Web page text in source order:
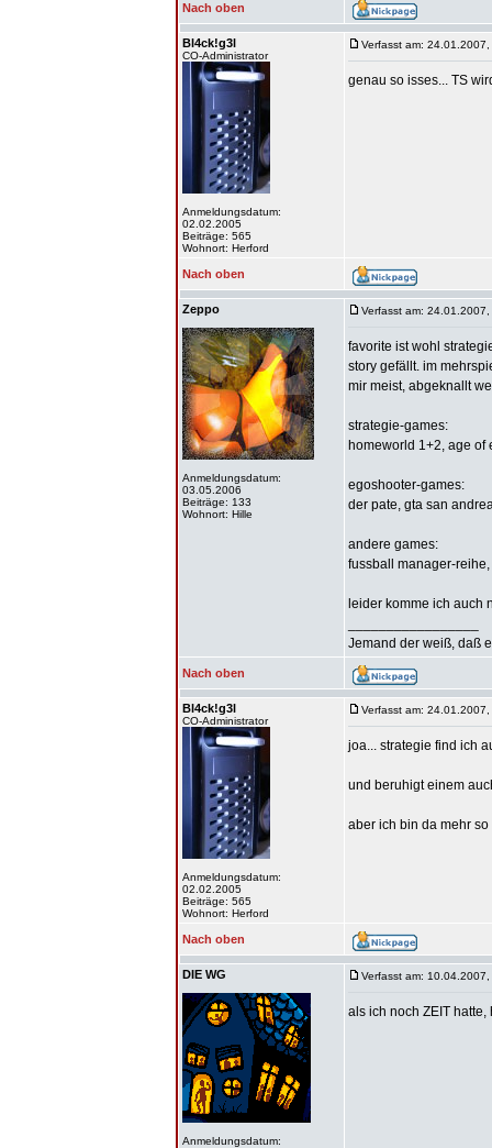
Nach oben
Bl4ck!g3l
CO-Administrator
Anmeldungsdatum:
02.02.2005
Beiträge: 565
Wohnort: Herford
Verfasst am:
genau so isses... TS
Nach oben
Zeppo
Anmeldungsdatum:
03.05.2006
Beiträge: 133
Wohnort: Hille
Verfasst am:
favorite ist wohl
story gefällt. im
mir meist, abgeknallt
strategie-games:
homeworld 1+2, age
egoshooter-games:
der pate, gta san
andere games:
fussball manager-
leider komme ich auch
Jemand der weiß, daß
Nach oben
Bl4ck!g3l
CO-Administrator
Anmeldungsdatum:
02.02.2005
Beiträge: 565
Wohnort: Herford
Verfasst am:
joa... strategie find ich
und beruhigt einem
aber ich bin da mehr so
Nach oben
DIE WG
Anmeldungsdatum:
Verfasst am:
als ich noch ZEIT